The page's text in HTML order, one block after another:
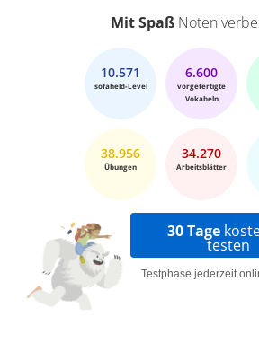
Mit Spaß Noten
10.571
sofaheld-Level
6.600
vorgefertigte
Vokabeln
38.956
Übungen
34.270
Arbeitsblätter
30 Tage
testen
Testphase jederzeit